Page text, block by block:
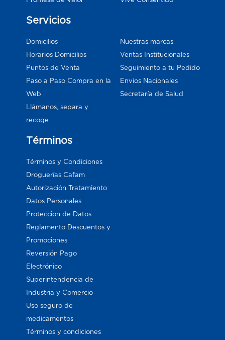
Servicios
Domicilios
Horarios Domicilios
Puntos de Venta
Paso a Paso Compra en la
Web
Llámanos, separa y
recoge
Nuestras marcas
Ventas Institucionales
Seguimiento a tu Pedido
Envios Nacionales
Secretaría de Salud
Términos
Términos y Condiciones
Droguerías Cafam
Autorización Tratamiento
Datos Personales
Proteccion de Datos
Reglamento Descuentos y
Promociones
Reversión Pago
Electrónico
Superintendencia de
Industria y Comercio
Uso seguro de
medicamentos
Términos y condiciones